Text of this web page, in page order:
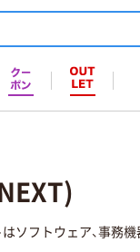
ソフトウェア、事務